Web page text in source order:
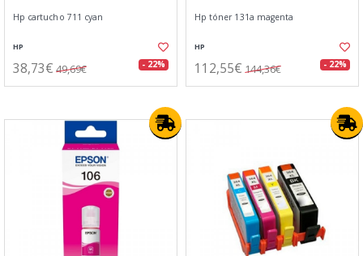
Hp cartucho 711 cyan
HP
38,73€ 49,69€ - 22%
Hp tóner 131a magenta
HP
112,55€ 144,36€ - 22%